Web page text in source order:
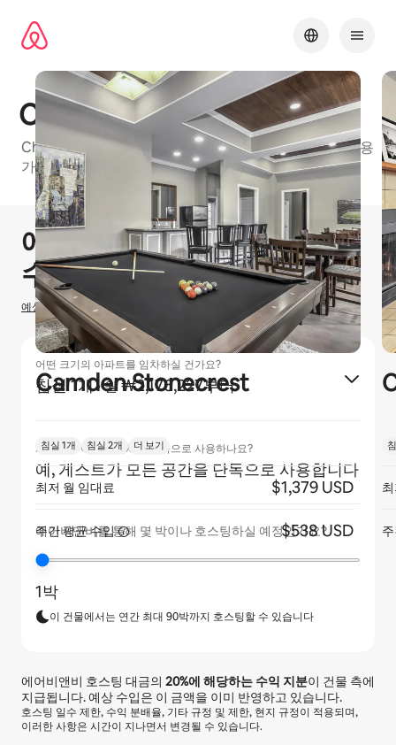
바로가기
Camden Ballantyne
Charlotte에 있는 에어비앤비 프렌들리 아파트 건물, 이용
가능한 유형: 침실 1개, 침실 2개 및 침실 3개
0개 중 0개 표시됨
에어비앤비 호스팅으로₩0
수입을 올리실 수 있습니다
예상 호스팅 수입을 산정하는 방법
어떤 크기의 아파트를 임차하실 건가요?
침실 1개 ·월₩2,176,227부터
게스트가 아파트 전체를 단독으로 사용하나요?
예, 게스트가 모든 공간을 단독으로 사용합니다
에어비앤비를 통해 몇 박이나 호스팅하실 예정인가요?
1박
이 건물에서는 연간 최대 90박까지 호스팅할 수 있습니다
에어비앤비 호스팅 대금의 20%에 해당하는 수익 지분이 건물 측에
지급됩니다. 예상 수입은 이 금액을 이미 반영하고 있습니다.
호스팅 일수 제한, 수익 분배율, 기타 규정 및 제한, 현지 규정이 적용되며,
이러한 사항은 시간이 지나면서 변경될 수 있습니다.
Camden Stonecrest
침실 1개 침실 2개 더 보기
최저 월 임대료 $1,379 USD
주간 평균수입 $538 USD